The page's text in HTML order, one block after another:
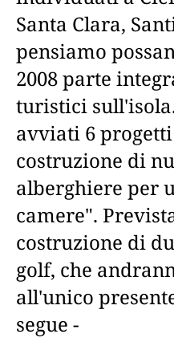
Santa Clara,
pensiamo
2008 parte
turistici
avviati 6
costruzione di
alberghiere per
camere".
costruzione di
golf, che
all'unico
segue -